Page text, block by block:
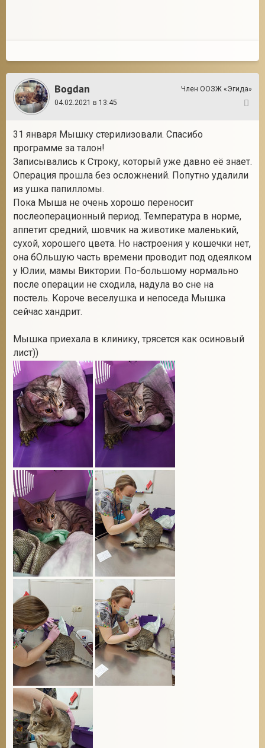
Bogdan
Член ООЗЖ «Эгида»
04.02.2021 в 13:45
31 января Мышку стерилизовали. Спасибо
программе за талон!
Записывались к Строку, который уже давно её знает.
Операция прошла без осложнений. Попутно удалили
из ушка папилломы.
Пока Мыша не очень хорошо переносит
послеоперационный период. Температура в норме,
аппетит средний, шовчик на животике маленький,
сухой, хорошего цвета. Но настроения у кошечки нет,
она бОльшую часть времени проводит под одеялком
у Юлии, мамы Виктории. По-большому нормально
после операции не сходила, надула во сне на
постель. Короче веселушка и непоседа Мышка
сейчас хандрит.
Мышка приехала в клинику, трясется как осиновый
лист))